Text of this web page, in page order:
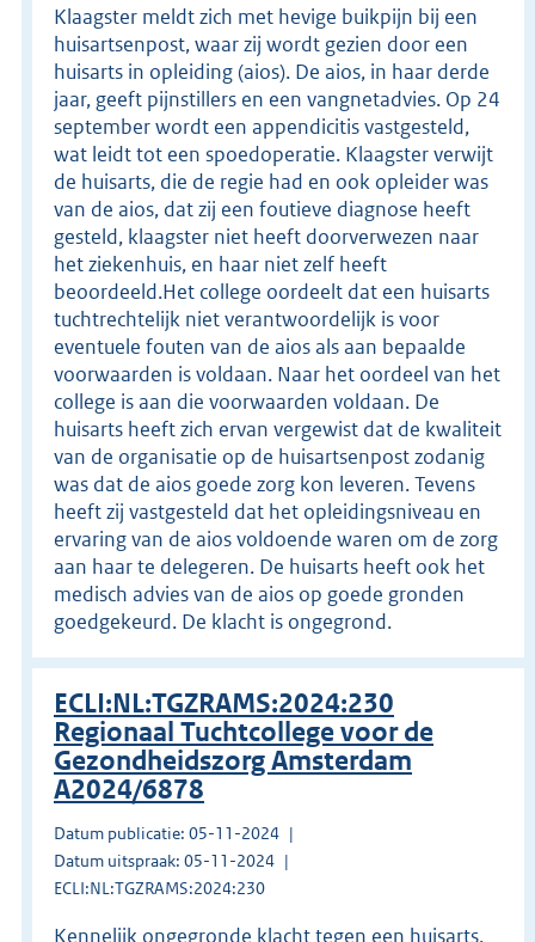
Klaagster meldt zich met hevige buikpijn bij een
huisartsenpost, waar zij wordt gezien door een
huisarts in opleiding (aios). De aios, in haar derde
jaar, geeft pijnstillers en een vangnetadvies. Op 24
september wordt een appendicitis vastgesteld,
wat leidt tot een spoedoperatie. Klaagster verwijt
de huisarts, die de regie had en ook opleider was
van de aios, dat zij een foutieve diagnose heeft
gesteld, klaagster niet heeft doorverwezen naar
het ziekenhuis, en haar niet zelf heeft
beoordeeld.Het college oordeelt dat een huisarts
tuchtrechtelijk niet verantwoordelijk is voor
eventuele fouten van de aios als aan bepaalde
voorwaarden is voldaan. Naar het oordeel van het
college is aan die voorwaarden voldaan. De
huisarts heeft zich ervan vergewist dat de kwaliteit
van de organisatie op de huisartsenpost zodanig
was dat de aios goede zorg kon leveren. Tevens
heeft zij vastgesteld dat het opleidingsniveau en
ervaring van de aios voldoende waren om de zorg
aan haar te delegeren. De huisarts heeft ook het
medisch advies van de aios op goede gronden
goedgekeurd. De klacht is ongegrond.
ECLI:NL:TGZRAMS:2024:230
Regionaal Tuchtcollege voor de
Gezondheidszorg Amsterdam
A2024/6878
Datum publicatie: 05-11-2024
Datum uitspraak: 05-11-2024
ECLI:NL:TGZRAMS:2024:230
Kennelijk ongegronde klacht tegen een huisarts.